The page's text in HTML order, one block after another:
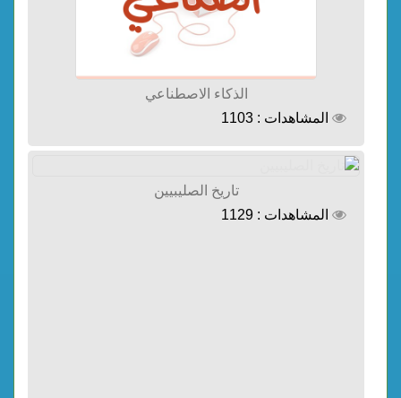
الذكاء الاصطناعي
المشاهدات : 1103
تاريخ الصليبيين
المشاهدات : 1129